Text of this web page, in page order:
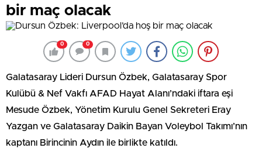
bir maç olacak
0 0
Galatasaray Lideri Dursun Özbek, Galatasaray Spor
Kulübü & Nef Vakfı AFAD Hayat Alanı’ndaki iftara eşi
Mesude Özbek, Yönetim Kurulu Genel Sekreteri Eray
Yazgan ve Galatasaray Daikin Bayan Voleybol Takımı’nın
kaptanı Birincinin Aydın ile birlikte katıldı.